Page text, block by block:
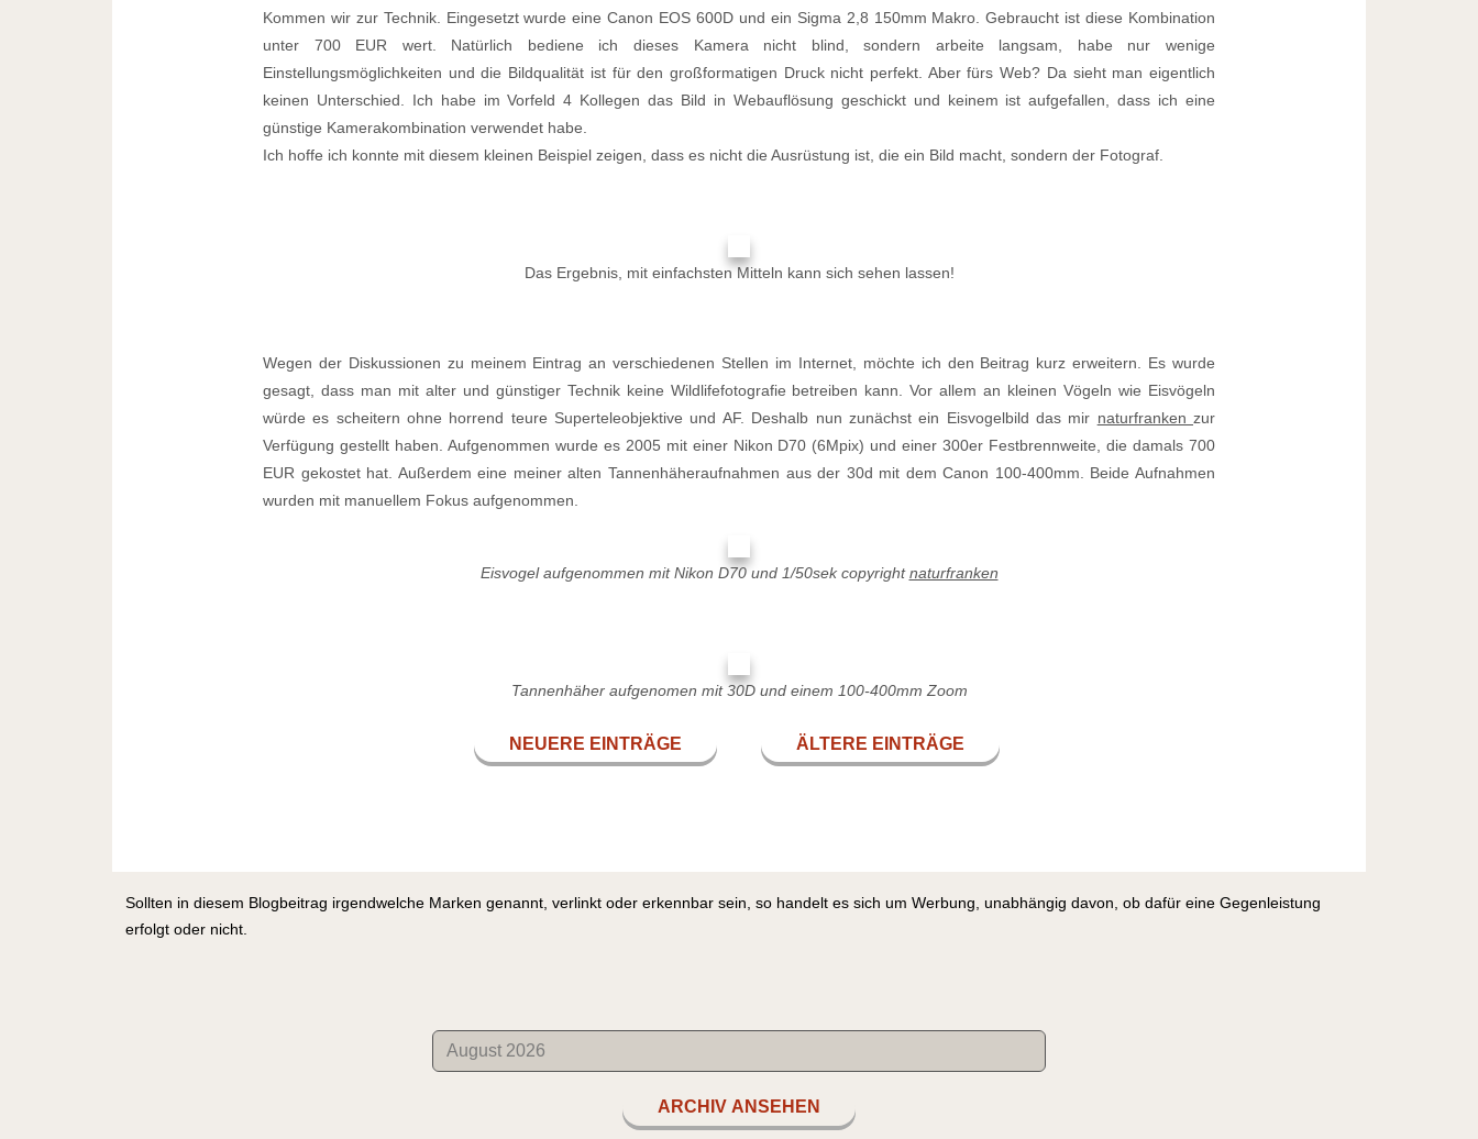
Kommen wir zur Technik. Eingesetzt wurde eine Canon EOS 600D und ein Sigma 2,8 150mm Makro. Gebraucht ist diese Kombination
unter 700 EUR wert. Natürlich bediene ich dieses Kamera nicht blind, sondern arbeite langsam, habe nur wenige
Einstellungsmöglichkeiten und die Bildqualität ist für den großformatigen Druck nicht perfekt. Aber fürs Web? Da sieht man eigentlich
keinen Unterschied. Ich habe im Vorfeld 4 Kollegen das Bild in Webauflösung geschickt und keinem ist aufgefallen, dass ich eine
günstige Kamerakombination verwendet habe.
Ich hoffe ich konnte mit diesem kleinen Beispiel zeigen, dass es nicht die Ausrüstung ist, die ein Bild macht, sondern der Fotograf.
Das Ergebnis, mit einfachsten Mitteln kann sich sehen lassen!
Wegen der Diskussionen zu meinem Eintrag an verschiedenen Stellen im Internet, möchte ich den Beitrag kurz erweitern. Es wurde
gesagt, dass man mit alter und günstiger Technik keine Wildlifefotografie betreiben kann. Vor allem an kleinen Vögeln wie Eisvögeln
würde es scheitern ohne horrend teure Superteleobjektive und AF. Deshalb nun zunächst ein Eisvogelbild das mir naturfrankenzur
Verfügung gestellt haben. Aufgenommen wurde es 2005 mit einer Nikon D70 (6Mpix) und einer 300er Festbrennweite, die damals 700
EUR gekostet hat. Außerdem eine meiner alten Tannenhäheraufnahmen aus der 30d mit dem Canon 100-400mm. Beide Aufnahmen
wurden mit manuellem Fokus aufgenommen.
Eisvogel aufgenommen mit Nikon D70 und 1/50sek copyrightnaturfranken
Tannenhäher aufgenomen mit 30D und einem 100-400mm Zoom
NEUERE EINTRÄGE ÄLTERE EINTRÄGE
Sollten in diesem Blogbeitrag irgendwelche Marken genannt, verlinkt oder erkennbar sein, so handelt es sich um Werbung, unabhängig davon, ob dafür eine Gegenleistung
erfolgt oder nicht.
ARCHIV ANSEHEN